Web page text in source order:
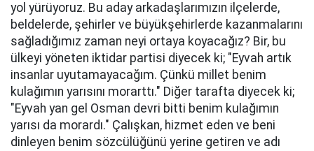
yol yürüyoruz. Bu aday arkadaşlarımızın ilçelerde,
beldelerde, şehirler ve büyükşehirlerde kazanmalarını
sağladığımız zaman neyi ortaya koyacağız? Bir, bu
ülkeyi yöneten iktidar partisi diyecek ki; "Eyvah artık
insanlar uyutamayacağım. Çünkü millet benim
kulağımın yarısını morarttı." Diğer tarafta diyecek ki;
"Eyvah yan gel Osman devri bitti benim kulağımın
yarısı da morardı." Çalışkan, hizmet eden ve beni
dinleyen benim sözcülüğünü yerine getiren ve adı